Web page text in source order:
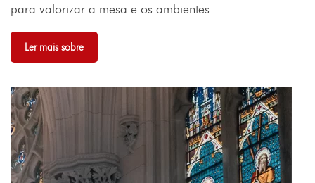
para valorizar a mesa e os ambientes
Ler mais sobre